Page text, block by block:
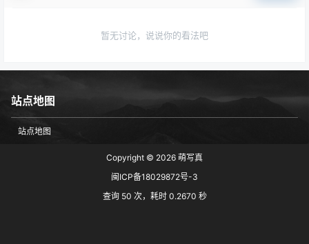
暂无讨论，说说你的看法吧
站点地图
站点地图
Copyright © 2026 萌写真
闽ICP备18029872号-3
查询 50 次，耗时 0.2670 秒